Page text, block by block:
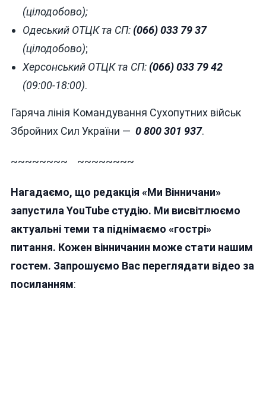
(цілодобово);
Одеський ОТЦК та СП: (066) 033 79 37
(цілодобово);
Херсонський ОТЦК та СП: (066) 033 79 42
(09:00-18:00).
Гаряча лінія Командування Сухопутних військ
Збройних Сил України — 0 800 301 937.
~~~~~~~~ ~~~~~~~~
Нагадаємо, що редакція «Ми Вінничани»
запустила YouTube студію. Ми висвітлюємо
актуальні теми та піднімаємо «гострі»
питання. Кожен вінничанин може стати нашим
гостем. Запрошуємо Вас переглядати відео за
посиланням: